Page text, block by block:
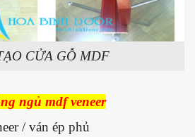
CỬA GỖ MDF
ngủ mdf veneer
/ ván ép phủ